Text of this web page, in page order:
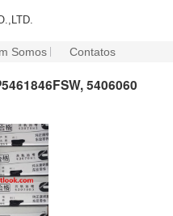
Somos Contatos
5406060